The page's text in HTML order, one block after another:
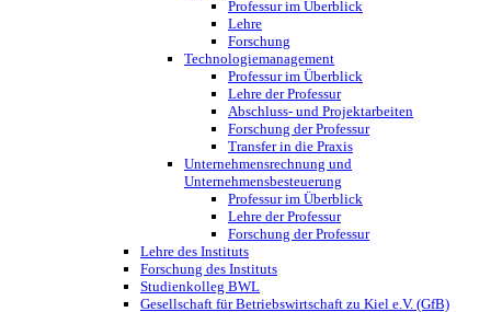
Professur im Überblick
Lehre
Forschung
Technologiemanagement
Professur im Überblick
Lehre der Professur
Abschluss- und Projektarbeiten
Forschung der Professur
Transfer in die Praxis
Unternehmensrechnung und
Unternehmensbesteuerung
Professur im Überblick
Lehre der Professur
Forschung der Professur
Lehre des Instituts
Forschung des Instituts
Studienkolleg BWL
Gesellschaft für Betriebswirtschaft zu Kiel e.V. (GfB)